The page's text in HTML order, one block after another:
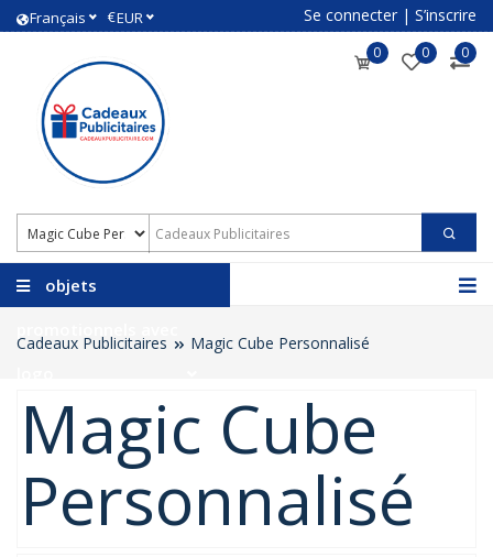
Français €EUR Se connecter | S’inscrire
0 0 0
objets
Cadeaux Publicitaires Magic Cube Personnalisé
Magic Cube
Personnalisé